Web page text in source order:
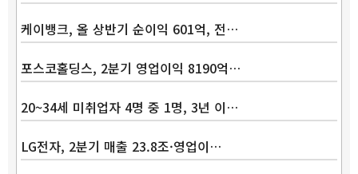
케이뱅크, 올 상반기 순이익 601억, 전…
포스코홀딩스, 2분기 영업이익 8190억…
20~34세 미취업자 4명 중 1명, 3년 이…
LG전자, 2분기 매출 23.8조·영업이…